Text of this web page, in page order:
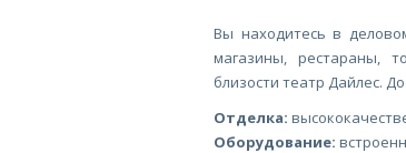
Вы находитесь в
магазины, рестараны,
близости театр Дайлес.
Отделка:
Оборудование: